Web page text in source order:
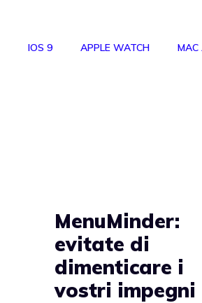
IOS 9 APPLE WATCH MAC
MenuMinder:
evitate di
dimenticare i
vostri impegni